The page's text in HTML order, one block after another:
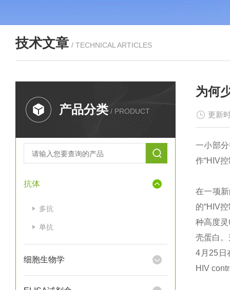
技术文章 / TECHNICAL ARTICLES
产品分类 / PRODUCT
抗体
多抗
单抗
细胞生物学
为何
更新
一小部
作“HIV
在一项
的“HIV
种高度
壳蛋白
4月25日
HIV